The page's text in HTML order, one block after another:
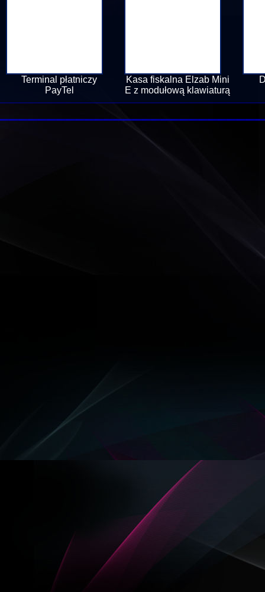
Terminal płatniczy
PayTel
Kasa fiskalna Elzab Mini
E z modułową klawiaturą